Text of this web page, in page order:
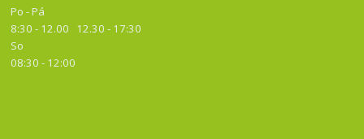
Po - Pá
8:30 - 12.00 12.30 - 17:30
So
08:30 - 12:00